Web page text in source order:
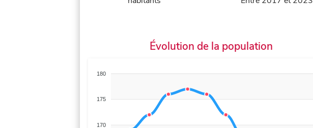
Évolution de la population
180
175
170